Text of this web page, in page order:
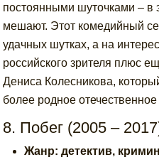
постоянными шуточками – в
мешают. Этот комедийный
удачных шутках, а на
российского зрителя плюс
Дениса Колесникова,
более родное отечественное
8. Побег (2005 –
Жанр: детектив,